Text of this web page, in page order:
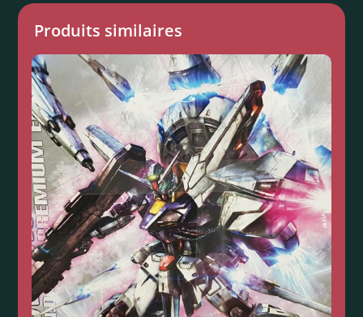
Produits similaires